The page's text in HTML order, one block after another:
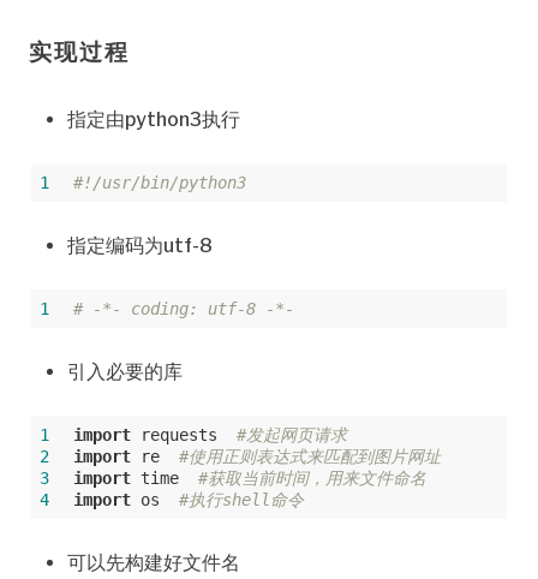
实现过程
指定由python3执行
1 #!/usr/bin/python3
指定编码为utf-8
1 # -*- coding: utf-8 -*-
引入必要的库
1 import requests #发起网页请求
2
import re #使用正则表达式来匹配到图片网址
3
import time #获取当前时间，用来文件命名
4
import os #执行shell命令
可以先构建好文件名